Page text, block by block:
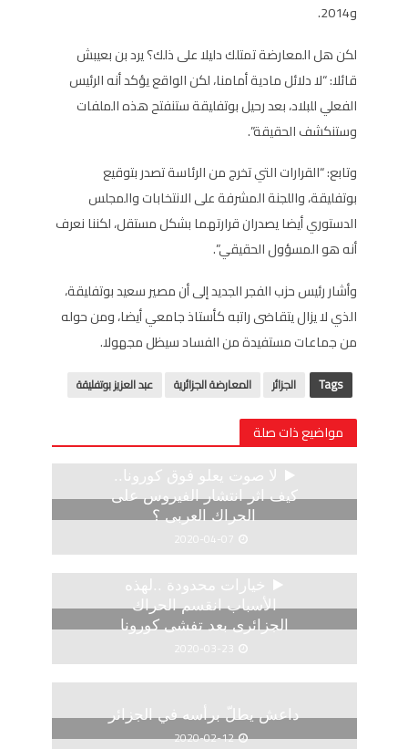
و2014.
لكن هل المعارضة تمتلك دليلا على ذلك؟ يرد بن بعيبش
قائلا: “لا دلائل مادية أمامنا، لكن الواقع يؤكد أنه الرئيس
الفعلي للبلاد، بعد رحيل بوتفليقة ستنفتح هذه الملفات
وستنكشف الحقيقة”.
وتابع: “القرارات التي تخرج من الرئاسة تصدر بتوقيع
بوتفليقة، واللجنة المشرفة على الانتخابات والمجلس
الدستوري أيضا يصدران قرارتهما بشكل مستقل، لكننا نعرف
أنه هو المسؤول الحقيقي”.
وأشار رئيس حزب الفجر الجديد إلى أن مصير سعيد بوتفليقة،
الذي لا يزال يتقاضى راتبه كأستاذ جامعي أيضا، ومن حوله
من جماعات مستفيدة من الفساد سيظل مجهولا.
Tags الجزائر المعارضة الجزائرية عبد العزيز بوتفليقة
مواضيع ذات صلة
لا صوت يعلو فوق كورونا..
كيف اثر انتشار الفيروس على
الحراك العربى ؟
2020-04-07
خيارات محدودة ..لهذه
الأسباب انقسم الحراك
الجزائرى بعد تفشى كورونا
2020-03-23
داعش يطلّ برأسه في الجزائر
2020-02-12